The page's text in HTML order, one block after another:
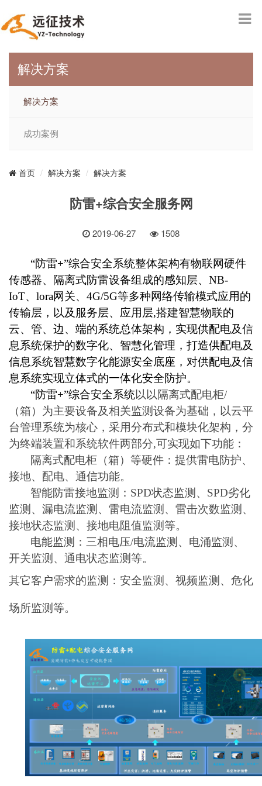
解决方案
解决方案
成功案例
首页 解决方案 解决方案
防雷+综合安全服务网
2019-06-27 1508
“防雷+”综合安全系统整体架构有物联网硬件
传感器、隔离式防雷设备组成的感知层、NB-
IoT、lora网关、4G/5G等多种网络传输模式应用的
传输层，以及服务层、应用层,搭建智慧物联的
云、管、边、端的系统总体架构，实现供配电及信
息系统保护的数字化、智慧化管理，打造供配电及
信息系统智慧数字化能源安全底座，对供配电及信
息系统实现立体式的一体化安全防护。
“防雷+”综合安全系统以以隔离式配电柜/
（箱）为主要设备及相关监测设备为基础，以云平
台管理系统为核心，采用分布式和模块化架构，分
为终端装置和系统软件两部分,可实现如下功能：
隔离式配电柜（箱）等硬件：提供雷电防护、
接地、配电、通信功能。
智能防雷接地监测：SPD状态监测、SPD劣化
监测、漏电流监测、雷电流监测、雷击次数监测、
接地状态监测、接地电阻值监测等。
电能监测：三相电压/电流监测、电涌监测、
开关监测、通电状态监测等。
其它客户需求的监测：安全监测、视频监测、危化
场所监测等。